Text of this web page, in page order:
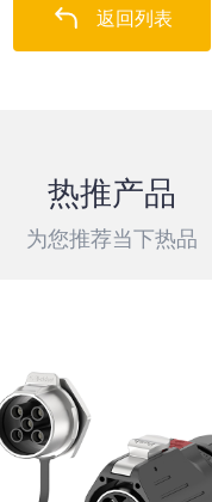
返回列表
热推产品
为您推荐当下热品